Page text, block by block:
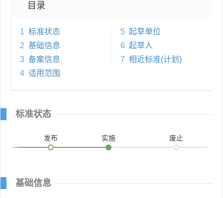
目录
1 标准状态
2 基础信息
3 备案信息
4 适用范围
5 起草单位
6 起草人
7 相近标准(计划)
标准状态
发布 实施 废止
基础信息